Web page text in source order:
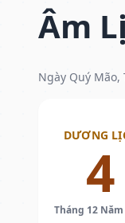
Âm
Ngày Quý Mão,
DƯƠNG
4
Tháng 12 Năm